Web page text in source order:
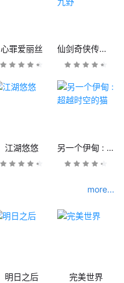
心罪爱丽丝 仙剑奇侠传九野
江湖悠悠 另一个伊甸 : 超越时空的猫
more...
明日之后 完美世界